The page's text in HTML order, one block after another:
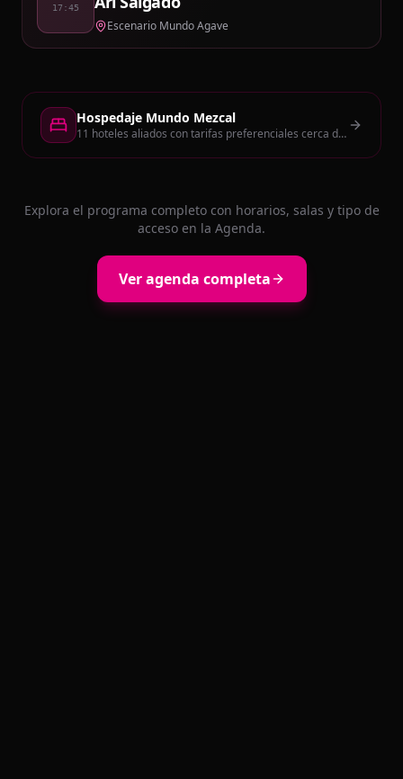
17:45
Escenario Mundo Agave
Hospedaje Mundo Mezcal
11 hoteles aliados con tarifas preferenciales cerca de la sede
Explora el programa completo con horarios, salas y tipo de
acceso en la Agenda.
Ver agenda completa